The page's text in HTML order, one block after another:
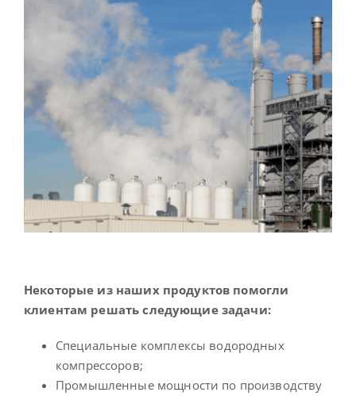
Некоторые из наших продуктов помогли
клиентам решать следующие задачи:
Специальные комплексы водородных
компрессоров;
Промышленные мощности по производству